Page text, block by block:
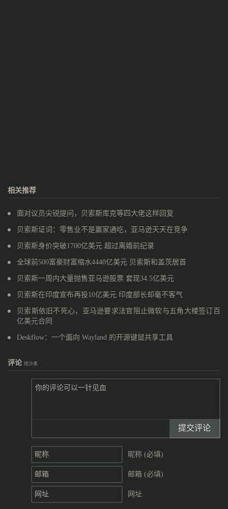
相关推荐
面对议员尖锐提问，贝索斯库克等四大佬这样回复
贝索斯证词：零售业不是赢家通吃，亚马逊天天在竞争
贝索斯身价突破1700亿美元 超过离婚前纪录
全球前500富豪财富缩水4440亿美元 贝索斯和盖茨居首
贝索斯一周内大量抛售亚马逊股票 套现34.5亿美元
贝索斯在印度宣布再投10亿美元 印度部长却毫不客气
贝索斯依旧不死心，亚马逊要求法官阻止微软与五角大楼签订百
亿美元合同
Deskflow：一个面向 Wayland 的开源键鼠共享工具
评论 抢沙发
提交评论
昵称 (必填)
邮箱 (必填)
网址